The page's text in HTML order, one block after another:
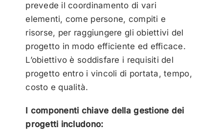
prevede il coordinamento di vari
elementi, come persone, compiti e
risorse, per raggiungere gli obiettivi del
progetto in modo efficiente ed efficace.
L’obiettivo è soddisfare i requisiti del
progetto entro i vincoli di portata, tempo,
costo e qualità.
I componenti chiave della gestione dei
progetti includono: